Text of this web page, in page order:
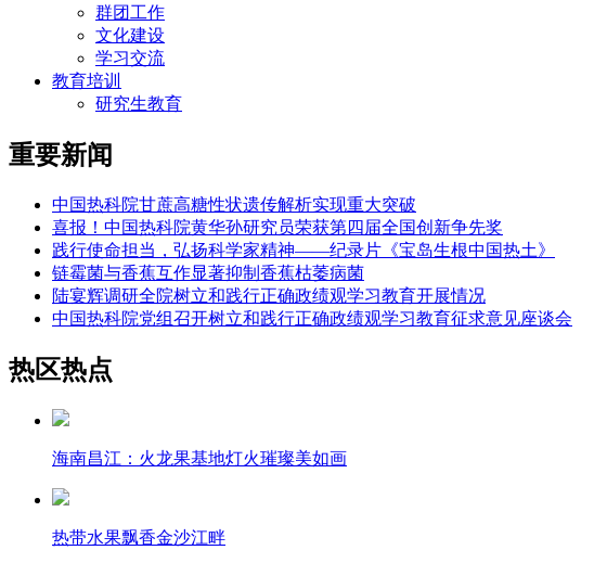
群团工作
文化建设
学习交流
教育培训
研究生教育
重要新闻
中国热科院甘蔗高糖性状遗传解析实现重大突破
喜报！中国热科院黄华孙研究员荣获第四届全国创新争先奖
践行使命担当，弘扬科学家精神——纪录片《宝岛生根中国热土》
链霉菌与香蕉互作显著抑制香蕉枯萎病菌
陆宴辉调研全院树立和践行正确政绩观学习教育开展情况
中国热科院党组召开树立和践行正确政绩观学习教育征求意见座谈会
热区热点
海南昌江：火龙果基地灯火璀璨美如画
热带水果飘香金沙江畔